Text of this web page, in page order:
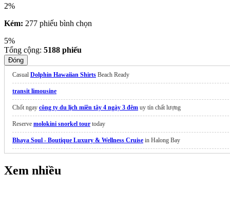
2%
Kém: 277 phiếu bình chọn
5%
Tổng cộng: 5188 phiếu
Đóng
Casual Dolphin Hawaiian Shirts Beach Ready
transit limousine
Chốt ngay công ty du lịch miền tây 4 ngày 3 đêm uy tín chất lượng
Reserve molokini snorkel tour today
Bhaya Soul - Boutique Luxury & Wellness Cruise in Halong Bay
Tour Hòn Sơn 2 ngày 2 đêm
Xem nhiều